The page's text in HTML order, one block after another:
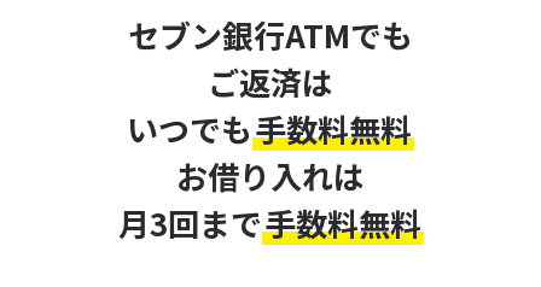
セブン銀行ATMでも
ご返済は
いつでも手数料無料
お借り入れは
月3回まで手数料無料